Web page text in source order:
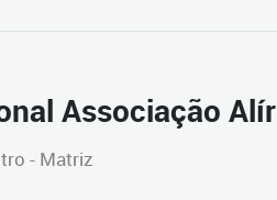
Associação
- Matriz